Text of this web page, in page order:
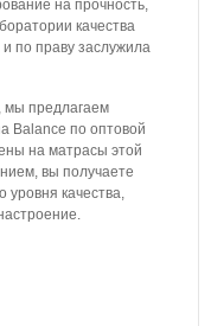
на прочность,
качества
по праву заслужила
мы предлагаем
Balance по оптовой
на матрасы этой
вы получаете
уровня качества,